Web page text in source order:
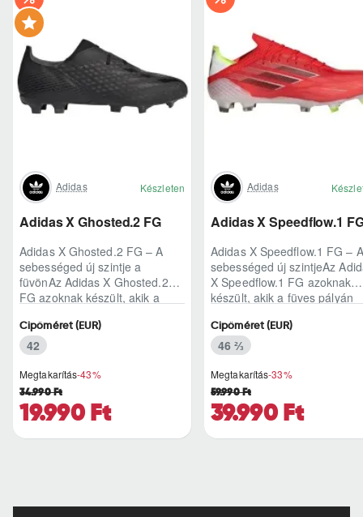
Adidas Készleten
Adidas X Ghosted.2 FG
Adidas X Ghosted.2 FG – A
sebességed új szintje a
füvönAz Adidas X Ghosted.2
FG azoknak készült, akik a
pillanataiban is azonnal r..
Megtakarítás-43%
19.990 Ft
34.990 Ft
Cipőméret (EUR)
42
Adidas
Adidas X Speedflow.1
Adidas X Speedflow.1 FG – A
sebességed új szintjeAz
X Speedflow.1 FG azoknak
készült, akik a füves pályán
ritmust diktál..
Megtakarítás-33%
39.990 Ft
59.990 Ft
Cipőméret (EUR)
46 ⅔